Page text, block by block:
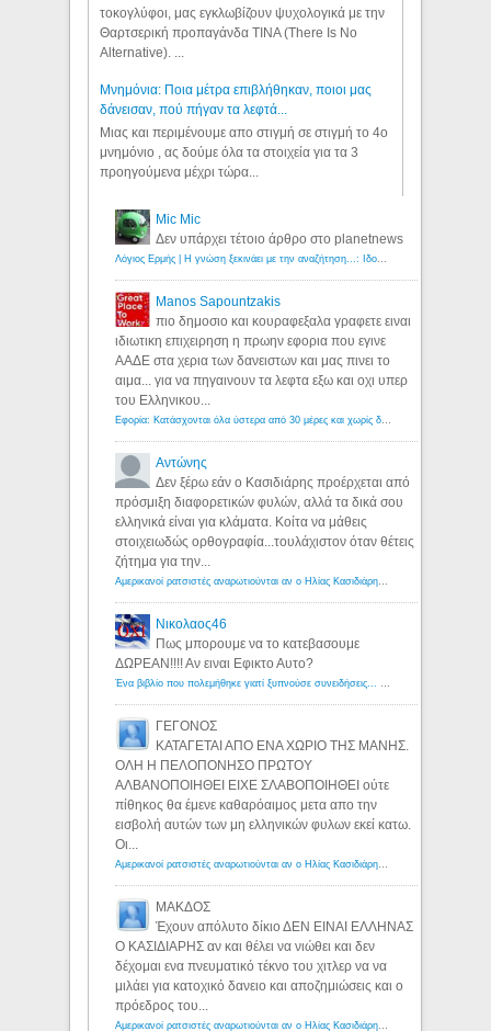
τοκογλύφοι, μας εγκλωβίζουν ψυχολογικά με την
Θαρτσερική προπαγάνδα TINA (There Is No
Alternative). ...
Μνημόνια: Ποια μέτρα επιβλήθηκαν, ποιοι μας
δάνεισαν, πού πήγαν τα λεφτά...
Μιας και περιμένουμε απο στιγμή σε στιγμή το 4ο
μνημόνιο , ας δούμε όλα τα στοιχεία για τα 3
προηγούμενα μέχρι τώρα...
Mic Mic
Δεν υπάρχει τέτοιο άρθρο στο planetnews
Λόγιος Ερμής | Η γνώση ξεκινάει με την αναζήτηση...: Ιδού οι 18 που χρωστούν 11 δις ευρώ!
Manos Sapountzakis
πιο δημοσιο και κουραφεξαλα γραφετε ειναι
ιδιωτικη επιχειρηση η πρωην εφορια που εγινε
ΑΑΔΕ στα χερια των δανειστων και μας πινει το
αιμα... για να πηγαινουν τα λεφτα εξω και οχι υπερ
του Ελληνικου...
Εφορία: Κατάσχονται όλα ύστερα από 30 μέρες και χωρίς δικαστικές αποφάσεις - Λόγιος Ερμής
Αντώνης
Δεν ξέρω εάν ο Κασιδιάρης προέρχεται από
πρόσμιξη διαφορετικών φυλών, αλλά τα δικά σου
ελληνικά είναι για κλάματα. Κοίτα να μάθεις
στοιχειωδώς ορθογραφία...τουλάχιστον όταν θέτεις
ζήτημα για την...
Αμερικανοί ρατσιστές αναρωτιούνται αν ο Ηλίας Κασιδιάρης ανήκει στη λευκή φυλή... - Λόγιος Ερμής
Νικολαος46
Πως μπορουμε να το κατεβασουμε
ΔΩΡΕΑΝ!!!! Αν ειναι Εφικτο Αυτο?
Ένα βιβλίο που πολεμήθηκε γιατί ξυπνούσε συνειδήσεις... - Λόγιος Ερμής | Η γνώση ξεκινάει με την αναζήτηση...
ΓΕΓΟΝΟΣ
ΚΑΤΑΓΕΤΑΙ ΑΠΟ ΕΝΑ ΧΩΡΙΟ ΤΗΣ ΜΑΝΗΣ.
ΟΛΗ Η ΠΕΛΟΠΟΝΗΣΟ ΠΡΩΤΟΥ
ΑΛΒΑΝΟΠΟΙΗΘΕΙ ΕΙΧΕ ΣΛΑΒΟΠΟΙΗΘΕΙ ούτε
πίθηκος θα έμενε καθαρόαιμος μετα απο την
εισβολή αυτών των μη ελληνικών φυλων εκεί κατω.
Οι...
Αμερικανοί ρατσιστές αναρωτιούνται αν ο Ηλίας Κασιδιάρης ανήκει στη λευκή φυλή... - Λόγιος Ερμής
ΜΑΚΔΟΣ
Έχουν απόλυτο δίκιο ΔΕΝ ΕΙΝΑΙ ΕΛΛΗΝΑΣ
Ο ΚΑΣΙΔΙΑΡΗΣ αν και θέλει να νιώθει και δεν
δέχομαι ενα πνευματικό τέκνο του χιτλερ να να
μιλάει για κατοχικό δανειο και αποζημιώσεις και ο
πρόεδρος του...
Αμερικανοί ρατσιστές αναρωτιούνται αν ο Ηλίας Κασιδιάρης ανήκει στη λευκή φυλή... - Λόγιος Ερμής